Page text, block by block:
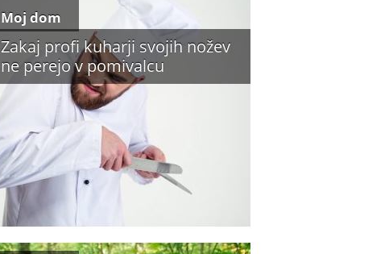
Zakaj profi kuharji svojih nožev
ne perejo v pomivalcu
Moj dom